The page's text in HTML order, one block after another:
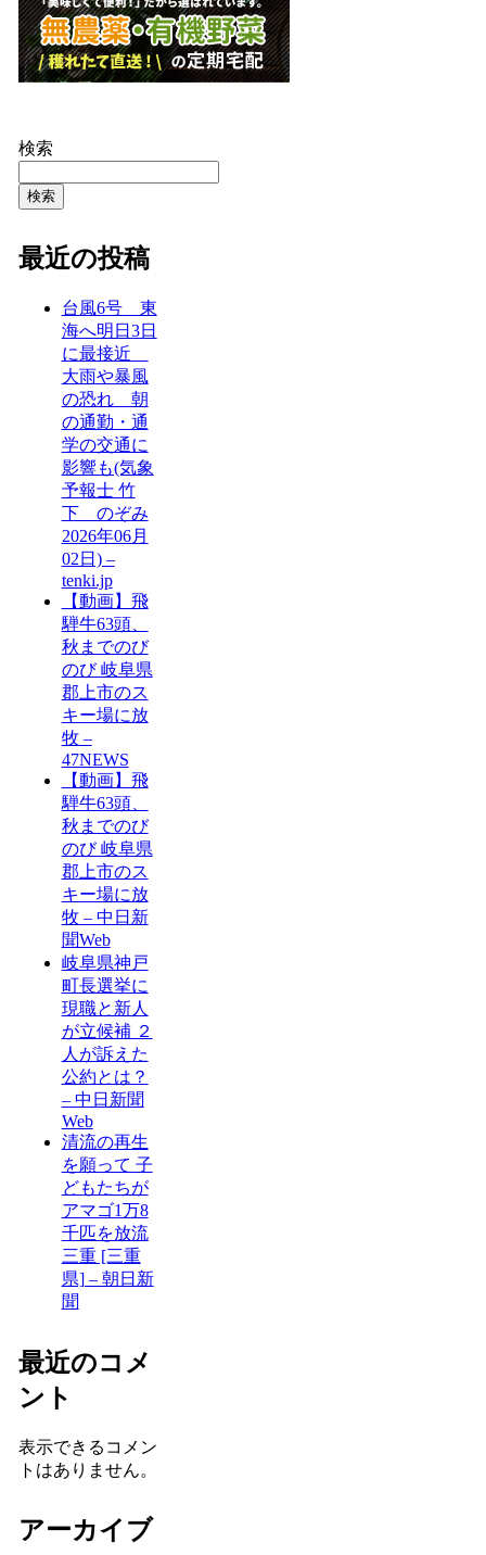
検索
検索
最近の投稿
台風6号 東
海へ明日3日
に最接近
大雨や暴風
の恐れ 朝
の通勤・通
学の交通に
影響も(気象
予報士 竹
下 のぞみ
2026年06月
02日) –
tenki.jp
【動画】飛
騨牛63頭、
秋までのび
のび 岐阜県
郡上市のス
キー場に放
牧 –
47NEWS
【動画】飛
騨牛63頭、
秋までのび
のび 岐阜県
郡上市のス
キー場に放
牧 – 中日新
聞Web
岐阜県神戸
町長選挙に
現職と新人
が立候補 ２
人が訴えた
公約とは？
– 中日新聞
Web
清流の再生
を願って 子
どもたちが
アマゴ1万8
千匹を放流
三重 [三重
県] – 朝日新
聞
最近のコメ
ント
表示できるコメン
トはありません。
アーカイブ